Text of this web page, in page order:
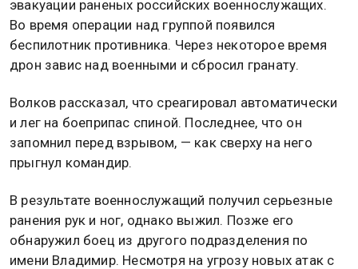
эвакуации раненых российских военнослужащих.
Во время операции над группой появился
беспилотник противника. Через некоторое время
дрон завис над военными и сбросил гранату.
Волков рассказал, что среагировал автоматически
и лег на боеприпас спиной. Последнее, что он
запомнил перед взрывом, — как сверху на него
прыгнул командир.
В результате военнослужащий получил серьезные
ранения рук и ног, однако выжил. Позже его
обнаружил боец из другого подразделения по
имени Владимир. Несмотря на угрозу новых атак с